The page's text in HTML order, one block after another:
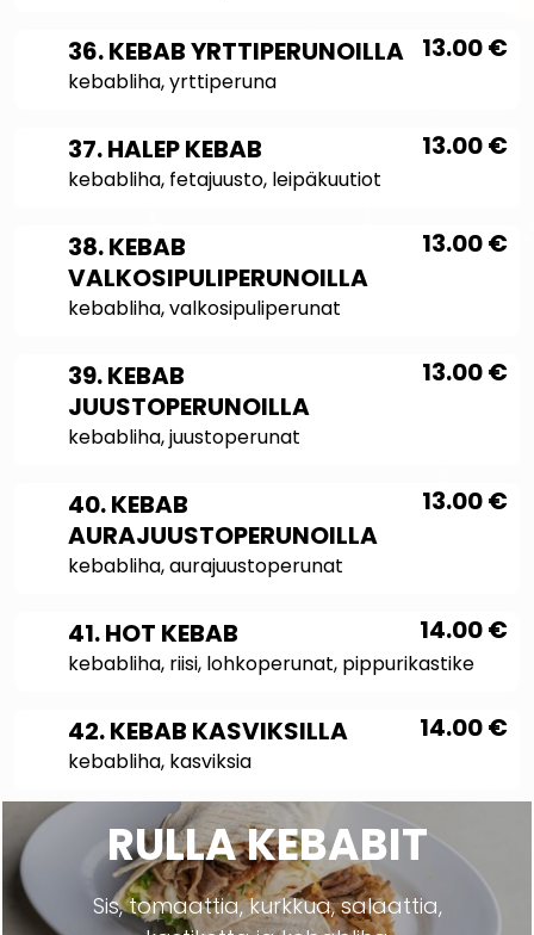
13.00€
36. KEBAB YRTTIPERUNOILLA
kebabliha, yrttiperuna
13.00€
37. HALEP KEBAB
kebabliha, fetajuusto, leipäkuutiot
13.00€
38. KEBAB
VALKOSIPULIPERUNOILLA
kebabliha, valkosipuliperunat
13.00€
39. KEBAB
JUUSTOPERUNOILLA
kebabliha, juustoperunat
13.00€
40. KEBAB
AURAJUUSTOPERUNOILLA
kebabliha, aurajuustoperunat
14.00€
41. HOT KEBAB
kebabliha, riisi, lohkoperunat, pippurikastike
14.00€
42. KEBAB KASVIKSILLA
kebabliha, kasviksia
RULLA KEBABIT
Sis, tomaattia, kurkkua, salaattia,